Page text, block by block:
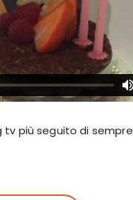
tv più seguito di sempre